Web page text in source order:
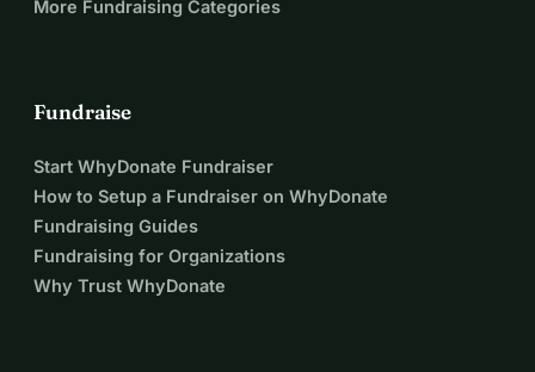
More Fundraising Categories
Fundraise
Start WhyDonate Fundraiser
How to Setup a Fundraiser on WhyDonate
Fundraising Guides
Fundraising for Organizations
Why Trust WhyDonate